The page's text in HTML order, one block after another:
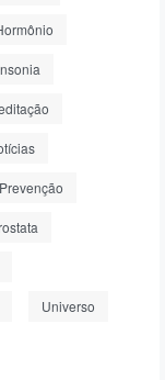
Prevenção
Universo